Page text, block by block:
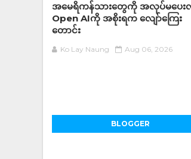
အမေရိကန်သားတွေကို အလုပ်မပေး
Open AIကို အစိုးရက လျော်ကြေး
တောင်း
Ko Lay Naung Aug 06, 2026
BLOGGER